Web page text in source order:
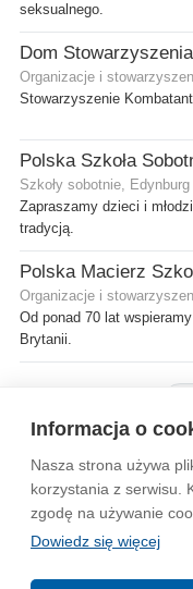
Informacja o
Nasza strona używa
korzystania z serwisu.
zgodę na używanie
Dowiedz się więcej
seksualnego.
Organizacje i
Stowarzyszenie
Szkoły sobotnie, Edynburg
Zapraszamy dzieci i
tradycją.
Polska Macierz
Organizacje i
Od ponad 70 lat
Brytanii.
Wytyczne dla
Reklama